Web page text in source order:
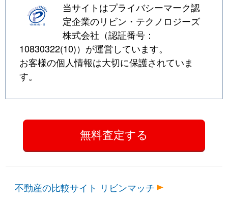
当サイトはプライバシーマーク認
定企業のリビン・テクノロジーズ
株式会社（認証番号：
10830322(10)）が運営しています。
お客様の個人情報は大切に保護されていま
す。
不動産の比較サイト リビンマッチ